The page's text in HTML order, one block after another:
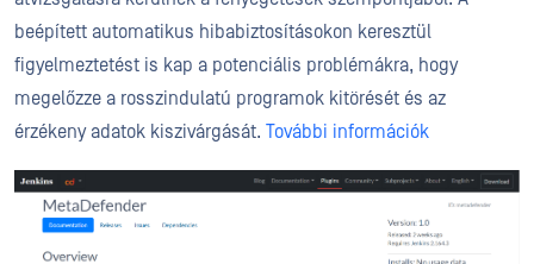
beépített automatikus hibabiztosításokon keresztül
figyelmeztetést is kap a potenciális problémákra, hogy
megelőzze a rosszindulatú programok kitörését és az
érzékeny adatok kiszivárgását. További információk